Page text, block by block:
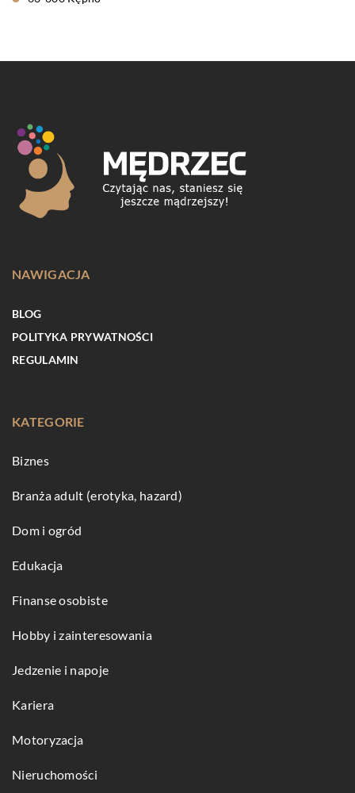
NAWIGACJA
BLOG
POLITYKA PRYWATNOŚCI
REGULAMIN
KATEGORIE
Biznes
Branża adult (erotyka, hazard)
Dom i ogród
Edukacja
Finanse osobiste
Hobby i zainteresowania
Jedzenie i napoje
Kariera
Motoryzacja
Nieruchomości